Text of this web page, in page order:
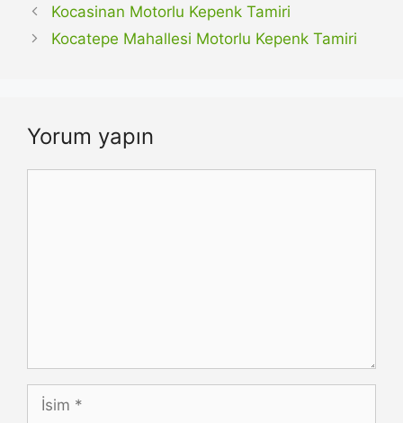
Kocasinan Motorlu Kepenk Tamiri
Kocatepe Mahallesi Motorlu Kepenk Tamiri
Yorum yapın
İsim